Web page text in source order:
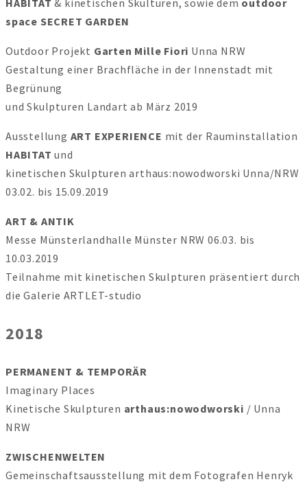
space SECRET GARDEN
Outdoor Projekt Garten Mille Fiori Unna NRW
Gestaltung einer Brachfläche in der Innenstadt mit
Begrünung
und Skulpturen Landart ab März 2019
Ausstellung ART EXPERIENCE mit der Rauminstallation
HABITAT und
kinetischen Skulpturen arthaus:nowodworski Unna/NRW
03.02. bis 15.09.2019
ART & ANTIK
Messe Münsterlandhalle Münster NRW 06.03. bis
10.03.2019
Teilnahme mit kinetischen Skulpturen präsentiert durch
die Galerie ARTLET-studio
2018
PERMANENT & TEMPORÄR
Imaginary Places
Kinetische Skulpturen arthaus:nowodworski / Unna
NRW
Gemeinschaftsausstellung mit dem Fotografen Henryk